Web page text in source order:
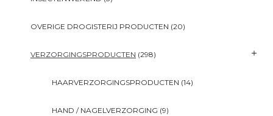
OVERIGE DROGISTERIJ PRODUCTEN (20)
VERZORGINGSPRODUCTEN (298)
HAARVERZORGINGSPRODUCTEN (14)
HAND / NAGELVERZORGING (9)